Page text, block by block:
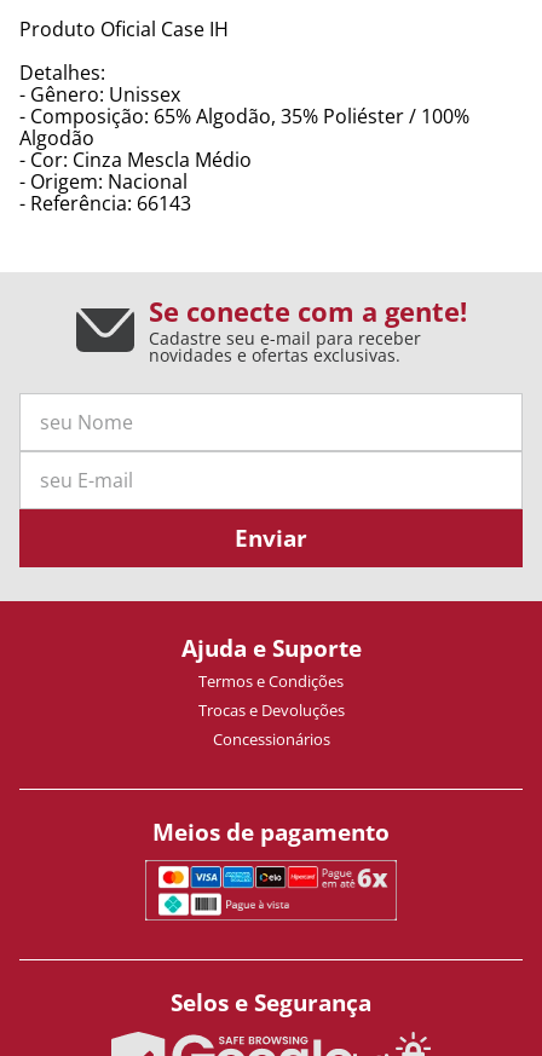
Produto Oficial Case IH
Detalhes:
- Gênero: Unissex
- Composição: 65% Algodão, 35% Poliéster / 100%
Algodão
- Cor: Cinza Mescla Médio
- Origem: Nacional
- Referência: 66143
Se conecte com a gente!
Cadastre seu e-mail para receber
novidades e ofertas exclusivas.
Enviar
Ajuda e Suporte
Termos e Condições
Trocas e Devoluções
Concessionários
Meios de pagamento
Selos e Segurança